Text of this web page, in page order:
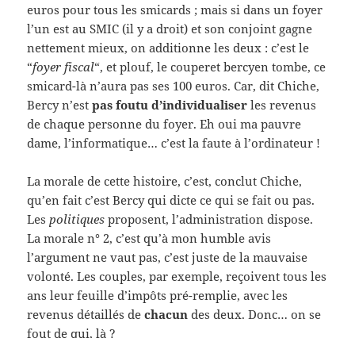
euros pour tous les smicards ; mais si dans un foyer
l’un est au SMIC (il y a droit) et son conjoint gagne
nettement mieux, on additionne les deux : c’est le
“foyer fiscal“, et plouf, le couperet bercyen tombe, ce
smicard-là n’aura pas ses 100 euros. Car, dit Chiche,
Bercy n’estpas foutu d’individualiser les revenus
de chaque personne du foyer. Eh oui ma pauvre
dame, l’informatique… c’est la faute à l’ordinateur !
La morale de cette histoire, c’est, conclut Chiche,
qu’en fait c’est Bercy qui dicte ce qui se fait ou pas.
Les politiques proposent, l’administration dispose.
La morale n° 2, c’est qu’à mon humble avis
l’argument ne vaut pas, c’est juste de la mauvaise
volonté. Les couples, par exemple, reçoivent tous les
ans leur feuille d’impôts pré-remplie, avec les
revenus détaillés dechacun des deux. Donc… on se
fout de qui, là ?